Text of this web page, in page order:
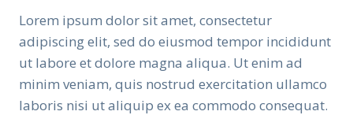
Lorem ipsum dolor sit amet, consectetur
adipiscing elit, sed do eiusmod tempor incididunt
ut labore et dolore magna aliqua. Ut enim ad
minim veniam, quis nostrud exercitation ullamco
laboris nisi ut aliquip ex ea commodo consequat.